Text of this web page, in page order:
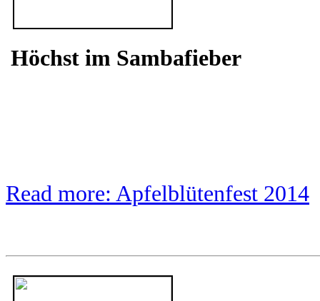
Höchst im Sambafieber
Read more: Apfelblütenfest 2014